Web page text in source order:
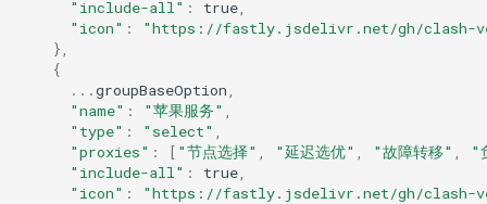
"include-all" : true,
"icon" :
"https://fastly.jsdelivr.net/gh/clash-
},
{
...groupBaseOption,
"name" : "苹果服务" ,
"type" : "select" ,
"proxies" : [ "节点选择" , "延迟选优" , "故障转移" ,
"
"include-all" : true,
"icon" :
"https://fastly.jsdelivr.net/gh/clash-